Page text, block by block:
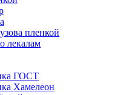
пленкой
лекалам
ГОСТ
Хамелеон